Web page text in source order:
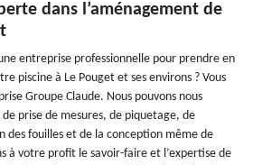
dans l’aménagement de
entreprise professionnelle pour prendre en
piscine à Le Pouget et ses environs ? Vous
Groupe Claude. Nous pouvons nous
prise de mesures, de piquetage, de
des fouilles et de la conception même de
à votre profit le savoir-faire et l’expertise de